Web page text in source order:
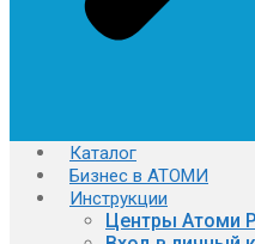
Каталог
Бизнес в АТОМИ
Инструкции
Центры Атоми